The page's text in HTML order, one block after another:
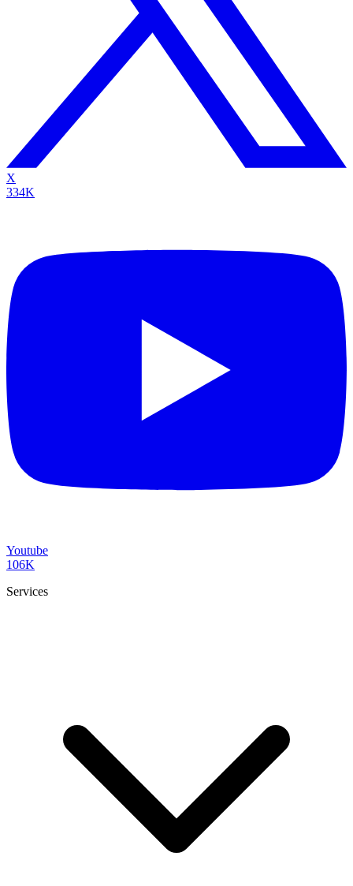
X
334K
Youtube
106K
Services